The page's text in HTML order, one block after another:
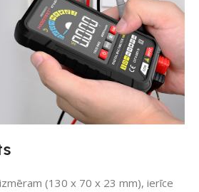
(130 x 70 x 23 mm), ierīce